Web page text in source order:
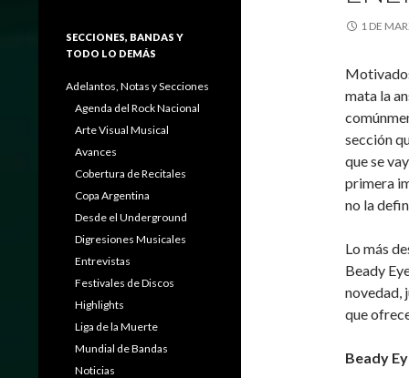
1 DE
mata la
sección
que se
primera
no la
Lo más
Beady
novedad,
que
Beady
SECCIONES, BANDAS Y
TODO LO DEMÁS
Adelantos, Notas y Secciones
Agenda del Rock Nacional
Arte Visual Musical
Avances
Cobertura de Recitales
Copa Argentina
Desde el Underground
Digresiones Musicales
Entrevistas
Festivales de Discos
Highlights
Liga de la Muerte
Mundial de Bandas
Noticias